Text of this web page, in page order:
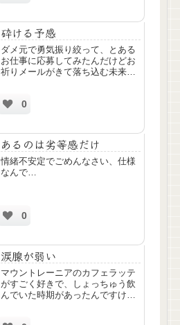
砕ける予感
ダメ元で勇気振り絞って、とある
お仕事に応募してみたんだけどお
祈りメールがきて落ち込む未来が
0
あるのは劣等感だけ
情緒不安定でごめんなさい、仕様
なんで…
0
涙腺が弱い
マウントレーニアのカフェラッテ
がすごく好きで、しょっちゅう飲
んでいた時期があったんですけ